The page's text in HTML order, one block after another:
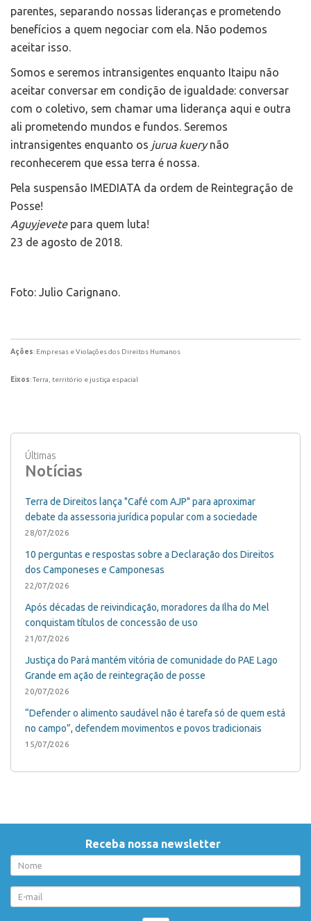
parentes, separando nossas lideranças e prometendo
benefícios a quem negociar com ela. Não podemos
aceitar isso.
Somos e seremos intransigentes enquanto Itaipu não
aceitar conversar em condição de igualdade: conversar
com o coletivo, sem chamar uma liderança aqui e outra
ali prometendo mundos e fundos. Seremos
intransigentes enquanto os jurua kuerynão
reconhecerem que essa terra é nossa.
Pela suspensão IMEDIATA da ordem de Reintegração de
Posse!
Aguyjevete para quem luta!
23 de agosto de 2018.
Foto: Julio Carignano.
Ações: Empresas e Violações dos Direitos Humanos
Eixos: Terra, território e justiça espacial
Últimas
Notícias
Terra de Direitos lança "Café com AJP" para aproximar
debate da assessoria jurídica popular com a sociedade
28/07/2026
10 perguntas e respostas sobre a Declaração dos Direitos
dos Camponeses e Camponesas
22/07/2026
Após décadas de reivindicação, moradores da Ilha do Mel
conquistam títulos de concessão de uso
21/07/2026
Justiça do Pará mantém vitória de comunidade do PAE Lago
Grande em ação de reintegração de posse
20/07/2026
“Defender o alimento saudável não é tarefa só de quem está
no campo”, defendem movimentos e povos tradicionais
15/07/2026
Receba nossa newsletter